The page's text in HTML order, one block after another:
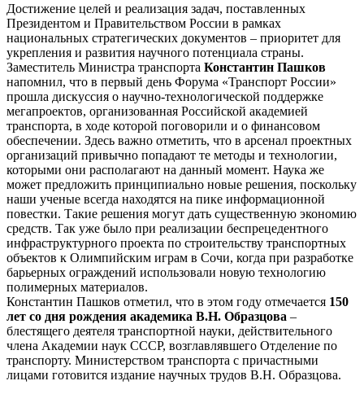
Достижение целей и реализация задач, поставленных
Президентом и Правительством России в рамках
национальных стратегических документов – приоритет для
укрепления и развития научного потенциала страны.
Заместитель Министра транспорта Константин Пашков
напомнил, что в первый день Форума «Транспорт России»
прошла дискуссия о научно-технологической поддержке
мегапроектов, организованная Российской академией
транспорта, в ходе которой поговорили и о финансовом
обеспечении. Здесь важно отметить, что в арсенал проектных
организаций привычно попадают те методы и технологии,
которыми они располагают на данный момент. Наука же
может предложить принципиально новые решения, поскольку
наши ученые всегда находятся на пике информационной
повестки. Такие решения могут дать существенную экономию
средств. Так уже было при реализации беспрецедентного
инфраструктурного проекта по строительству транспортных
объектов к Олимпийским играм в Сочи, когда при разработке
барьерных ограждений использовали новую технологию
полимерных материалов.
Константин Пашков отметил, что в этом году отмечается 150
лет со дня рождения академика В.Н. Образцова –
блестящего деятеля транспортной науки, действительного
члена Академии наук СССР, возглавлявшего Отделение по
транспорту. Министерством транспорта с причастными
лицами готовится издание научных трудов В.Н. Образцова.